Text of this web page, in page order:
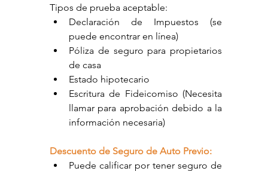
Tipos de prueba aceptable:
Declaración de Impuestos (se
puede encontrar en línea)
Póliza de seguro para propietarios
de casa
Estado hipotecario
Escritura de Fideicomiso (Necesita
llamar para aprobación debido a la
información necesaria)
Descuento de Seguro de Auto Previo:
Puede calificar por tener seguro de